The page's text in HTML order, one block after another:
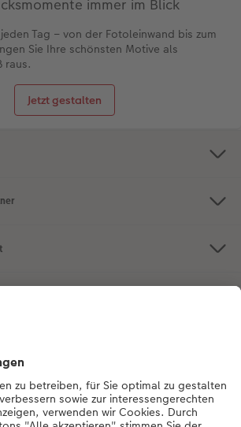
immer im Blick
Tag – von der Fotoleinwand bis zum
Sie Ihre schönsten Motive als
raus.
Jetzt gestalten